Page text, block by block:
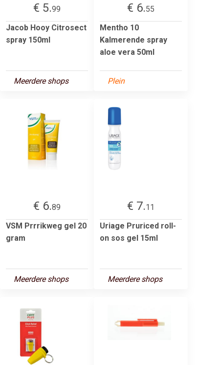
€ 5.99
Jacob Hooy Citrosect
spray 150ml
Meerdere shops
€ 6.55
Mentho 10
Kalmerende spray
aloe vera 50ml
Plein
€ 6.89
VSM Prrrikweg gel 20
gram
Meerdere shops
€ 7.11
Uriage Pruriced roll-
on sos gel 15ml
Meerdere shops